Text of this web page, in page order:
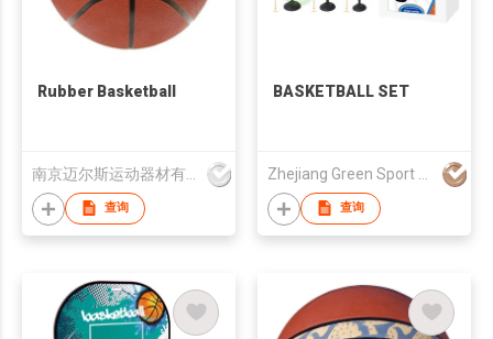
Rubber Basketball
查询
BASKETBALL SET
查询